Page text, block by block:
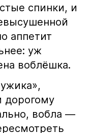
спинки, и
аппетит
уж
воблёшка.
дорогому
вобла —